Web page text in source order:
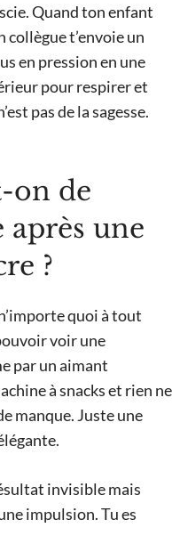
Quand ton enfant
collègue t’envoie un
en pression en une
pour respirer et
pas de la sagesse.
on de
une
?
quoi à tout
voir une
par un aimant
à snacks et rien ne
manque. Juste une
invisible mais
impulsion. Tu es